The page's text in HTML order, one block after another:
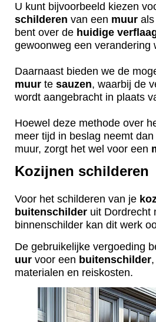
U kunt bijvoorbeeld kiezen
schilderen van een muur
bent over de huidige
gewoonweg een verandering
Daarnaast bieden we de
muur te sauzen, waarbij de
wordt aangebracht in plaats
Hoewel deze methode over
meer tijd in beslag neemt
muur, zorgt het wel voor een
Kozijnen schilderen
Voor het schilderen van je
buitenschilder uit Dordrecht
binnenschilder kan dit werk
De gebruikelijke vergoeding
uur voor een buitenschilder
materialen en reiskosten.